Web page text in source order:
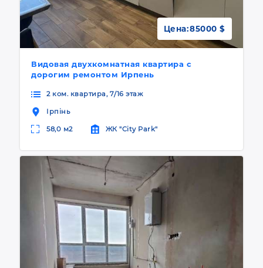
Видовая двухкомнатная квартира с
дорогим ремонтом Ирпень
Цена:85000 $
2 ком. квартира, 7/16 этаж
Ірпінь
58,0 м2 ЖК "City Park"